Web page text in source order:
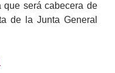
que será cabecera de
de la Junta General